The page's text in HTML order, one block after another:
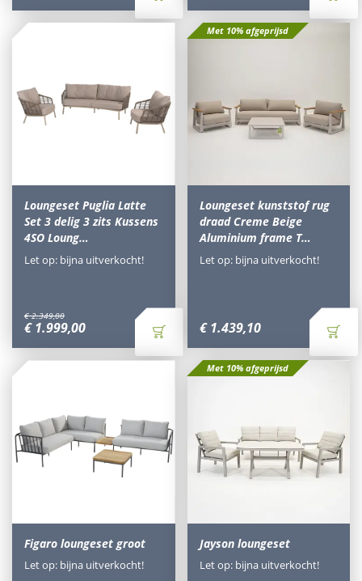
Loungeset Puglia Latte
Set 3 delig 3 zits Kussens
4SO Loung…
€ 2.349,00
€ 1.999,00
Let op: bijna uitverkocht!
Met 10% afgeprijsd
Loungeset kunststof rug
draad Creme Beige
Aluminium frame T…
€ 1.439,10
Let op: bijna uitverkocht!
Figaro loungeset groot
Let op: bijna uitverkocht!
Met 10% afgeprijsd
Jayson loungeset
Let op: bijna uitverkocht!